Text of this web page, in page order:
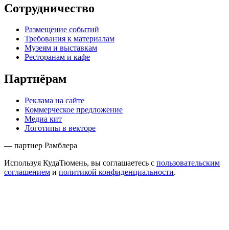
Сотрудничество
Размещение событий
Требования к материалам
Музеям и выставкам
Ресторанам и кафе
Партнёрам
Реклама на сайте
Коммерческое предложение
Медиа кит
Логотипы в векторе
— партнер Рамблера
Используя КудаТюмень, вы соглашаетесь с пользовательским
соглашением и политикой конфиденциальности.